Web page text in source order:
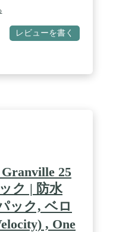
クパックの外側に
を出し入れ/収納で
、水筒やエネルギー
ます。 / フィット
りの背面部でショ
レビューを書く
25
ク | 防水
ック, ベロ
, One